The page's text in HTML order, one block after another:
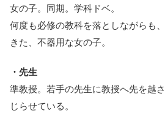
女の子。同期。学科ドベ。
何度も必修の教科を落としながらも
きた、不器用な女の子。
・先生
準教授。若手の先生に教授へ先を越
じらせている。